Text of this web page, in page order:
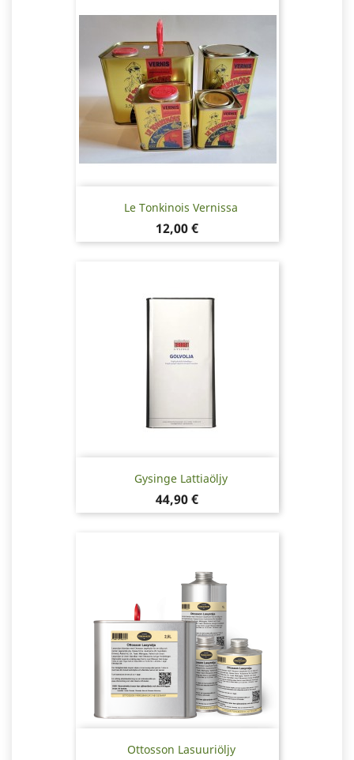
Le Tonkinois Vernissa
Hinta
12,00 €
Gysinge Lattiaöljy
Hinta
44,90 €
Ottosson Lasuuriöljy